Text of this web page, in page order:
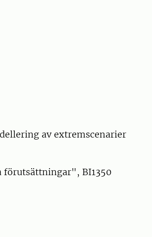
av extremscenarier
förutsättningar", BI1350